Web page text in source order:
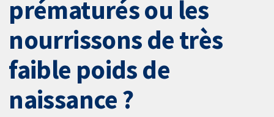
prématurés ou les
nourrissons de très
faible poids de
naissance ?